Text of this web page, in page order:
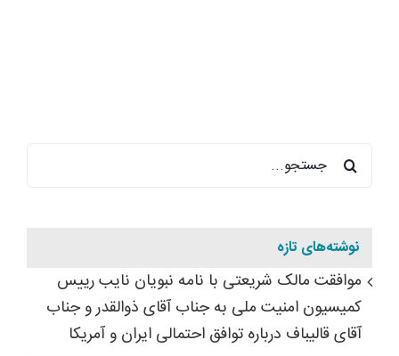
جستجو
برای:
نوشته‌های تازه
موافقت مالک شریعتی با نامه نبویان نایب رییس
کمیسیون امنیت ملی به جناب آقای ذوالقدر و جناب
آقای قالیباف درباره توافق احتمالی ایران و آمریکا